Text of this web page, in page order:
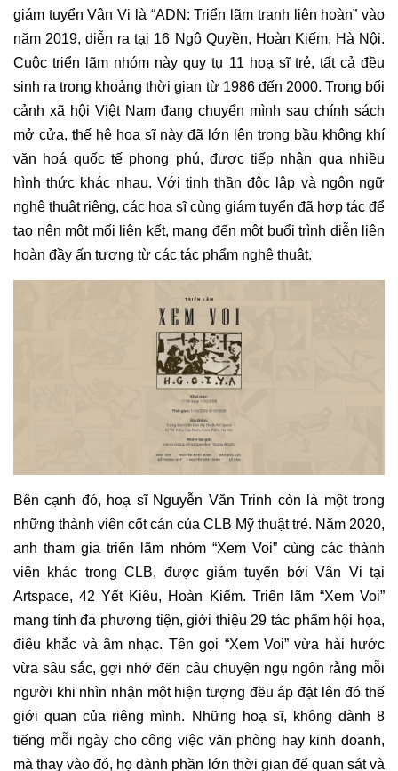
giám tuyển Vân Vi là “ADN: Triển lãm tranh liên hoàn” vào
năm 2019, diễn ra tại 16 Ngô Quyền, Hoàn Kiếm, Hà Nội.
Cuộc triển lãm nhóm này quy tụ 11 hoạ sĩ trẻ, tất cả đều
sinh ra trong khoảng thời gian từ 1986 đến 2000. Trong bối
cảnh xã hội Việt Nam đang chuyển mình sau chính sách
mở cửa, thế hệ hoạ sĩ này đã lớn lên trong bầu không khí
văn hoá quốc tế phong phú, được tiếp nhận qua nhiều
hình thức khác nhau. Với tinh thần độc lập và ngôn ngữ
nghệ thuật riêng, các hoạ sĩ cùng giám tuyển đã hợp tác để
tạo nên một mối liên kết, mang đến một buổi trình diễn liên
hoàn đầy ấn tượng từ các tác phẩm nghệ thuật.
Bên cạnh đó, hoạ sĩ Nguyễn Văn Trinh còn là một trong
những thành viên cốt cán của CLB Mỹ thuật trẻ. Năm 2020,
anh tham gia triển lãm nhóm “Xem Voi” cùng các thành
viên khác trong CLB, được giám tuyển bởi Vân Vi tại
Artspace, 42 Yết Kiêu, Hoàn Kiếm. Triển lãm “Xem Voi”
mang tính đa phương tiện, giới thiệu 29 tác phẩm hội họa,
điêu khắc và âm nhạc. Tên gọi “Xem Voi” vừa hài hước
vừa sâu sắc, gợi nhớ đến câu chuyện ngụ ngôn rằng mỗi
người khi nhìn nhận một hiện tượng đều áp đặt lên đó thế
giới quan của riêng mình. Những hoạ sĩ, không dành 8
tiếng mỗi ngày cho công việc văn phòng hay kinh doanh,
mà thay vào đó, họ dành phần lớn thời gian để quan sát và